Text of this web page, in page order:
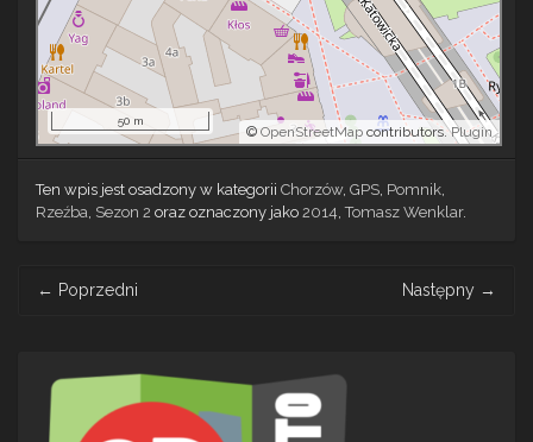
© OpenStreetMap contributors.Plugin
50 m
Ten wpis jest osadzony w kategorii Chorzów, GPS Pomnik
Rzeźba Sezon 2 oraz oznaczony jako 2014 ,Tomasz Wenklar.
navigation
← Poprzedni Następny →